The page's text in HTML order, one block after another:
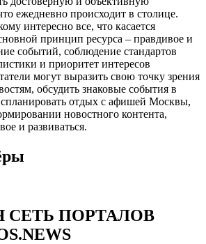
ежедневно происходит в столице.
интересно все, что касается
принцип ресурса – правдивое и
событий, соблюдение стандартов
и приоритет интересов
могут выразить свою точку зрения
обсудить знаковые события в
спланировать отдых с афишей Москвы,
новостного контента,
и развиваться.
СЕТЬ ПОРТАЛОВ